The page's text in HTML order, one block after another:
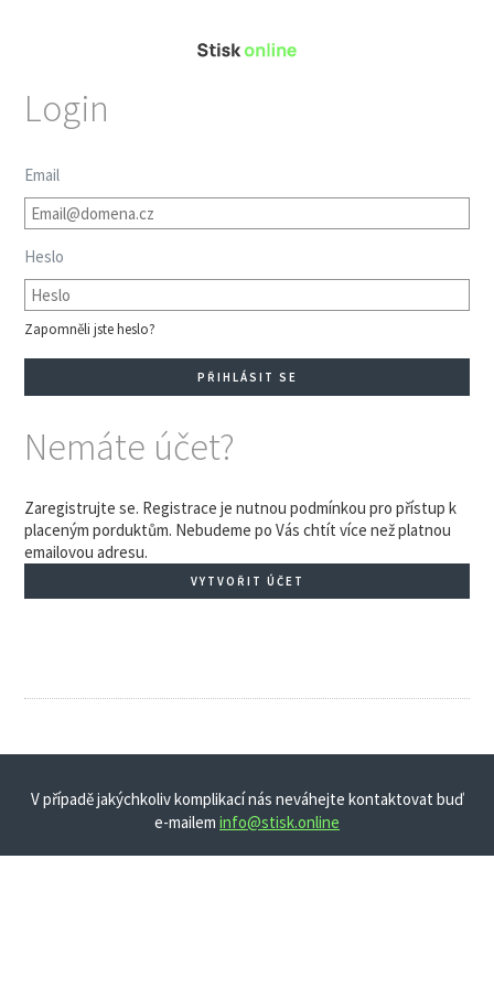
Login
Email
Heslo
Zapomněli jste heslo?
Nemáte účet?
Zaregistrujte se. Registrace je nutnou podmínkou pro přístup k
placeným porduktům. Nebudeme po Vás chtít více než platnou
emailovou adresu.
VYTVOŘIT ÚČET
V případě jakýchkoliv komplikací nás neváhejte kontaktovat buď
e-mailem info@stisk.online